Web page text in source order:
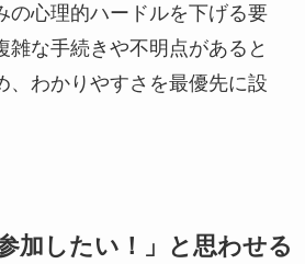
の心理的ハードルを下げる要
雑な手続きや不明点があると
、わかりやすさを最優先に設
加したい！」と思わせる